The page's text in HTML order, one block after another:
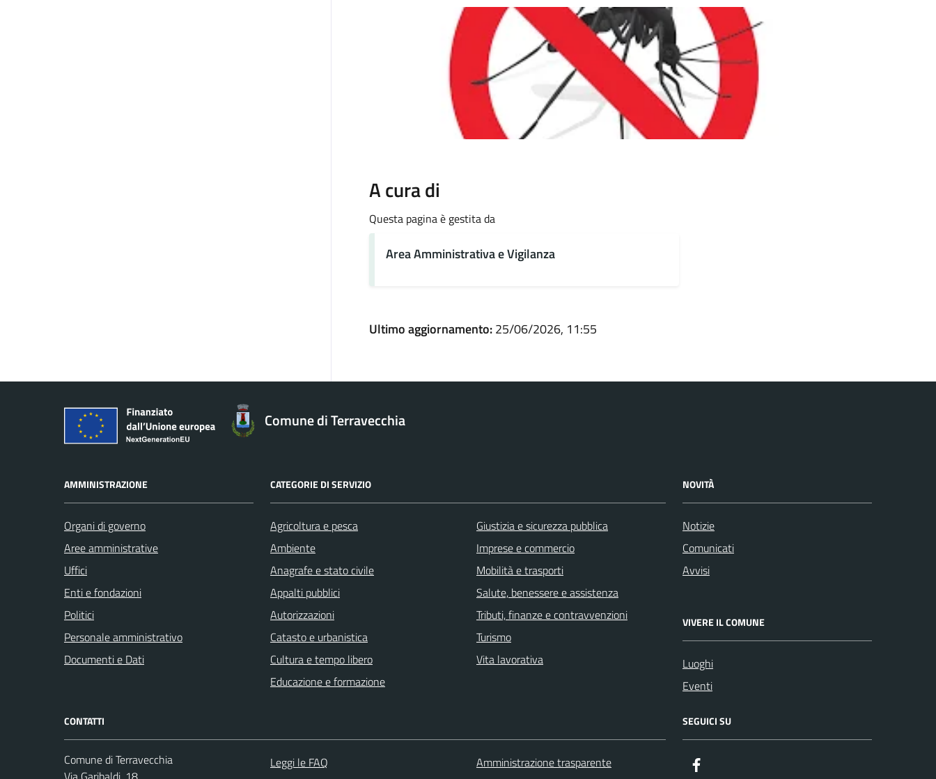
A cura di
Questa pagina è gestita da
Area Amministrativa e Vigilanza
Ultimo aggiornamento:25/06/2026, 11:55
Comune di Terravecchia
AMMINISTRAZIONE
Organi di governo
Aree amministrative
Uffici
Enti e fondazioni
Politici
Personale amministrativo
Documenti e Dati
CATEGORIE DI SERVIZIO
Agricoltura e pesca
Ambiente
Anagrafe e stato civile
Appalti pubblici
Autorizzazioni
Catasto e urbanistica
Cultura e tempo libero
Educazione e formazione
Giustizia e sicurezza pubblica
Imprese e commercio
Mobilità e trasporti
Salute, benessere e assistenza
Tributi, finanze e contravvenzioni
Turismo
Vita lavorativa
NOVITÀ
Notizie
Comunicati
Avvisi
VIVERE IL COMUNE
Luoghi
Eventi
CONTATTI
Comune di Terravecchia
Leggi le FAQ
Amministrazione trasparente
SEGUICI SU